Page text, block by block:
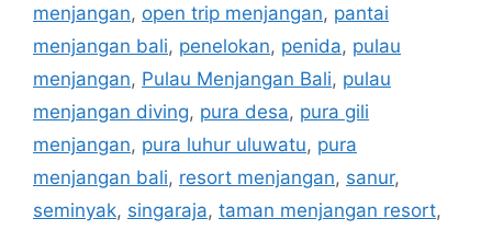
menjangan, open trip menjangan, pantai
menjangan bali, penelokan, penida, pulau
menjangan, Pulau Menjangan Bali, pulau
menjangan diving, pura desa, pura gili
menjangan, pura luhur uluwatu, pura
menjangan bali, resort menjangan, sanur,
seminyak, singaraja, taman menjangan resort,